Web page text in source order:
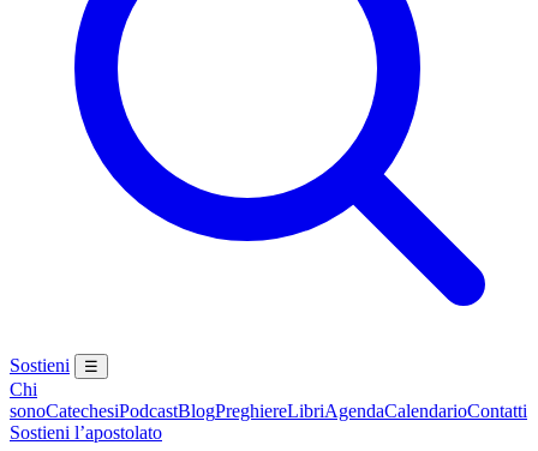
Sostieni ☰
Chi
sonoCatechesiPodcastBlogPreghiereLibriAgendaCalendarioContatti
Sostieni l’apostolato